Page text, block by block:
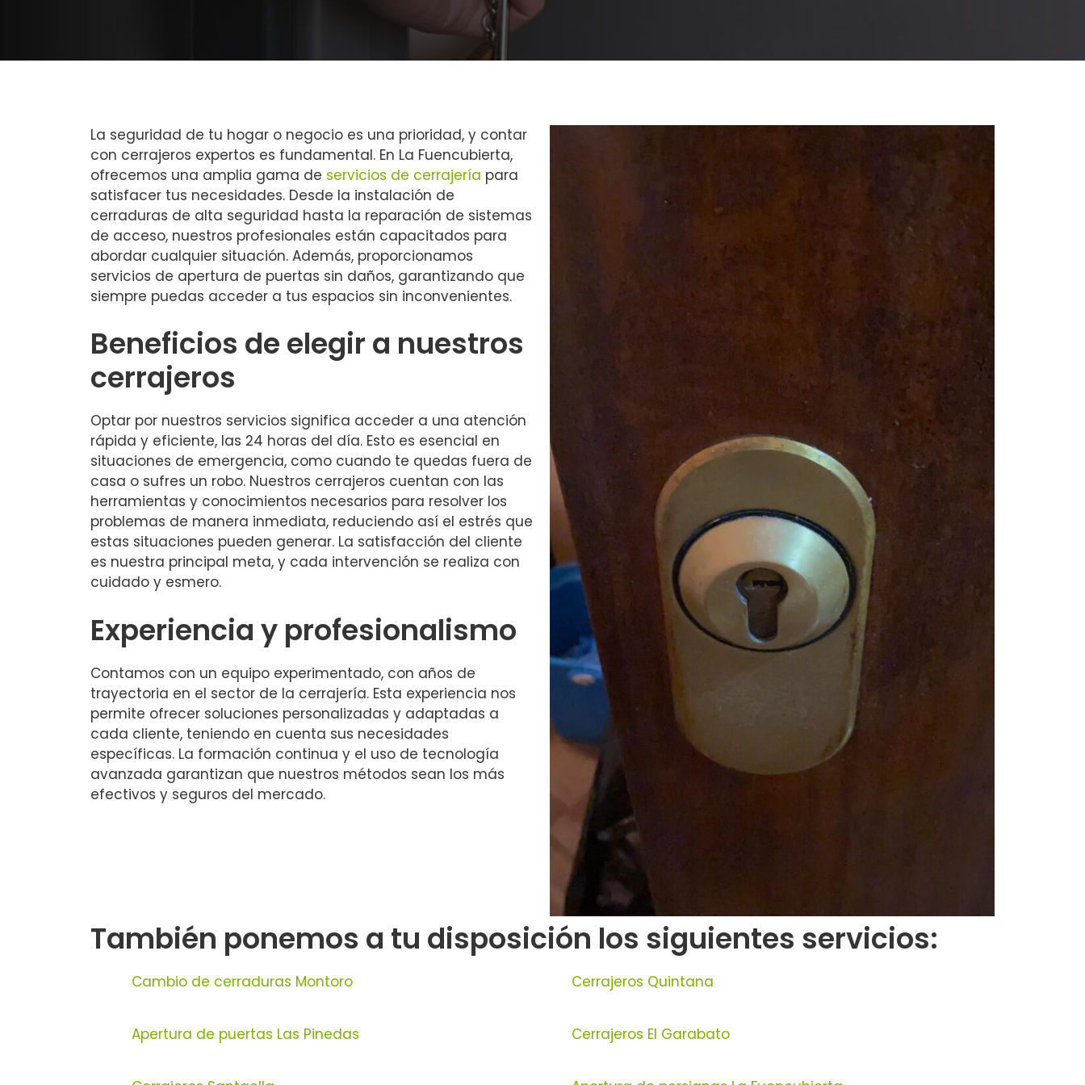
La seguridad de tu hogar o negocio es una prioridad, y contar
con cerrajeros expertos es fundamental. En La Fuencubierta,
ofrecemos una amplia gama de servicios de cerrajería para
satisfacer tus necesidades. Desde la instalación de
cerraduras de alta seguridad hasta la reparación de sistemas
de acceso, nuestros profesionales están capacitados para
abordar cualquier situación. Además, proporcionamos
servicios de apertura de puertas sin daños, garantizando que
siempre puedas acceder a tus espacios sin inconvenientes.
Beneficios de elegir a nuestros
cerrajeros
Optar por nuestros servicios significa acceder a una atención
rápida y eficiente, las 24 horas del día. Esto es esencial en
situaciones de emergencia, como cuando te quedas fuera de
casa o sufres un robo. Nuestros cerrajeros cuentan con las
herramientas y conocimientos necesarios para resolver los
problemas de manera inmediata, reduciendo así el estrés que
estas situaciones pueden generar. La satisfacción del cliente
es nuestra principal meta, y cada intervención se realiza con
cuidado y esmero.
Experiencia y profesionalismo
Contamos con un equipo experimentado, con años de
trayectoria en el sector de la cerrajería. Esta experiencia nos
permite ofrecer soluciones personalizadas y adaptadas a
cada cliente, teniendo en cuenta sus necesidades
específicas. La formación continua y el uso de tecnología
avanzada garantizan que nuestros métodos sean los más
efectivos y seguros del mercado.
También ponemos a tu disposición los siguientes servicios:
Cambio de cerraduras Montoro Cerrajeros Quintana
Apertura de puertas Las Pinedas Cerrajeros El Garabato